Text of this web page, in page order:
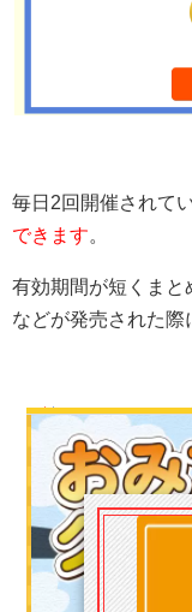
毎日2回開催されて
できます
有効期間が短くまと
などが発売された際